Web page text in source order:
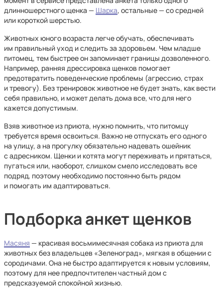
длинношерстного щенка — Шарка, остальные — со средней
или короткой шерстью.
Животных юного возраста легче обучать, обеспечивать
им правильный уход и следить за здоровьем. Чем младше
питомец, тем быстрее он запоминает границы дозволенного.
Например, ранняя дрессировка щенков помогает
предотвратить поведенческие проблемы (агрессию, страх
и тревогу). Без тренировок животное не будет знать, как вести
себя правильно, и может делать дома все, что для него
кажется допустимым.
Взяв животное из приюта, нужно помнить, что питомцу
требуется время освоиться. Важно не отпускать его одного
на улицу, а на прогулку обязательно надевать ошейник
с адресником. Щенки и котята могут переживать и прятаться,
пугаться или, наоборот, слишком смело исследовать все
подряд, поэтому необходимо постоянно быть рядом
и помогать им адаптироваться.
Подборка анкет щенков
Масяня — красивая восьмимесячная собака из приюта для
животных без владельцев «Зеленоград», мягкая в общении с
сородичами. Она не быстро адаптируется к новым условиям,
поэтому для нее предпочтителен частный дом с
предсказуемой спокойной жизнью.